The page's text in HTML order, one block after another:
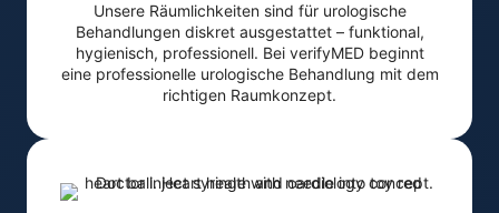
Unsere Räumlichkeiten sind für urologische
Behandlungen diskret ausgestattet – funktional,
hygienisch, professionell. Bei verifyMED beginnt
eine professionelle urologische Behandlung mit dem
richtigen Raumkonzept.